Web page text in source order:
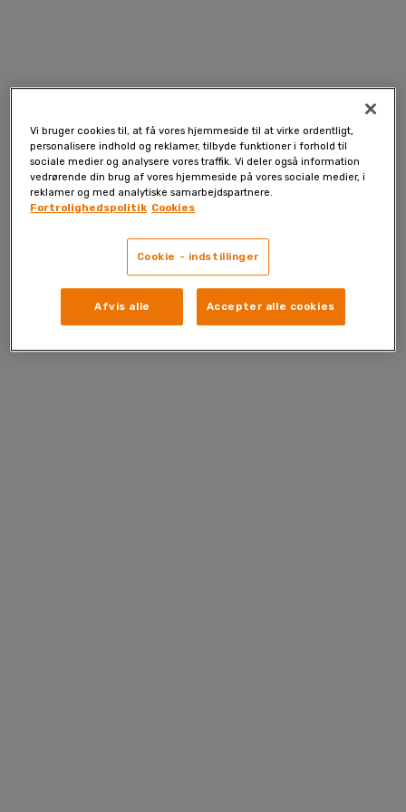
Vi bruger cookies til, at få vores hjemmeside til at virke ordentligt,
personalisere indhold og reklamer, tilbyde funktioner i forhold til
sociale medier og analysere vores traffik. Vi deler også information
vedrørende din brug af vores hjemmeside på vores sociale medier, i
reklamer og med analytiske samarbejdspartnere.
Fortrolighedspolitik Cookies
Cookie - indstillinger
Afvis alle Accepter alle cookies